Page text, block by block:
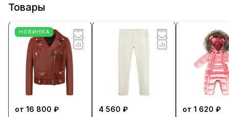
Товары
НОВИНКА
от 16 800 ₽
4 560 ₽
от 1 620 ₽